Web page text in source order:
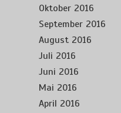
Oktober 2016
September 2016
August 2016
Juli 2016
Juni 2016
Mai 2016
April 2016